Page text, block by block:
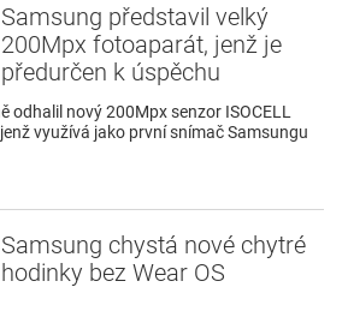
Samsung představil velký
200Mpx fotoaparát, jenž je
předurčen k úspěchu
odhalil nový 200Mpx senzor ISOCELL
využívá jako první snímač Samsungu
Samsung chystá nové chytré
hodinky bez Wear OS